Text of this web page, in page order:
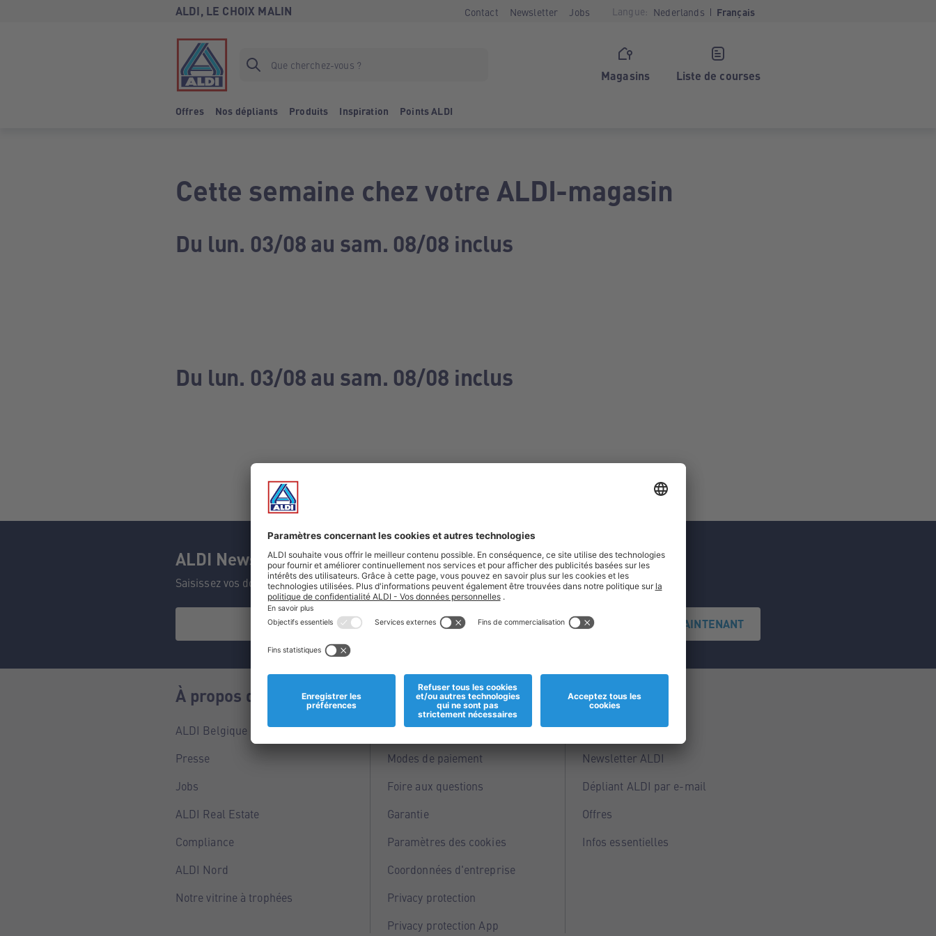
ALDI, LE CHOIX MALIN Contact Newsletter Jobs Langue: Nederlands Français
Magasins Liste de courses
Offres Nos dépliants Produits Inspiration Points ALDI
Cette semaine chez votre ALDI-magasin
Du lun. 03/08 au sam. 08/08 inclus
Du lun. 03/08 au sam. 08/08 inclus
ALDI Newsletter
Saisissez vos données et ne manquez aucune de nos offres.
S'INSCRIRE MAINTENANT
À propos de nous
ALDI Belgique
Presse
Jobs
ALDI Real Estate
Compliance
ALDI Nord
Notre vitrine à trophées
Informations
Magasins
Modes de paiement
Foire aux questions
Garantie
Paramètres des cookies
Coordonnées d'entreprise
Privacy protection
Privacy protection App
Service
Points ALDI
Newsletter ALDI
Dépliant ALDI par e-mail
Offres
Infos essentielles